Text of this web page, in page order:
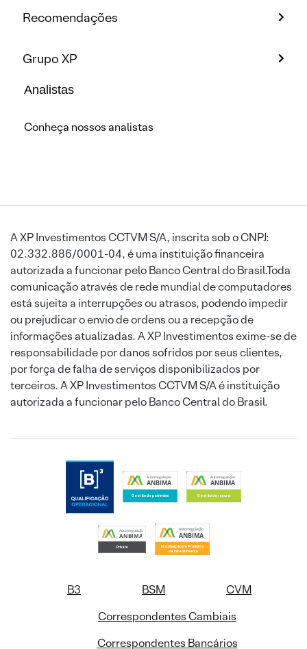
Recomendações
Grupo XP
Analistas
Conheça nossos analistas
A XP Investimentos CCTVM S/A, inscrita sob o CNPJ:
02.332.886/0001-04, é uma instituição financeira
autorizada a funcionar pelo Banco Central do Brasil.Toda
comunicação através de rede mundial de computadores
está sujeita a interrupções ou atrasos, podendo impedir
ou prejudicar o envio de ordens ou a recepção de
informações atualizadas. A XP Investimentos exime-se de
responsabilidade por danos sofridos por seus clientes,
por força de falha de serviços disponibilizados por
terceiros. A XP Investimentos CCTVM S/A é instituição
autorizada a funcionar pelo Banco Central do Brasil.
B3 BSM
CVM
Correspondentes Cambiais
Correspondentes Bancários